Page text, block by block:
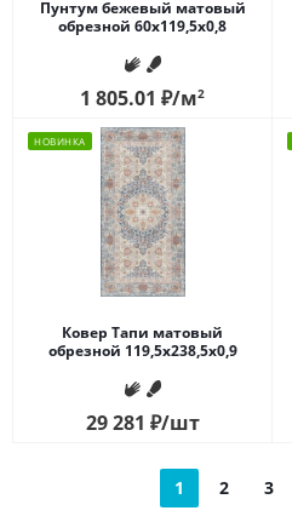
Пунтум бежевый матовый
обрезной 60x119,5x0,8
1 805.01 ₽/м2
НОВИНКА
Ковер Тапи матовый
обрезной 119,5x238,5x0,9
29 281 ₽/шт
1 2 3